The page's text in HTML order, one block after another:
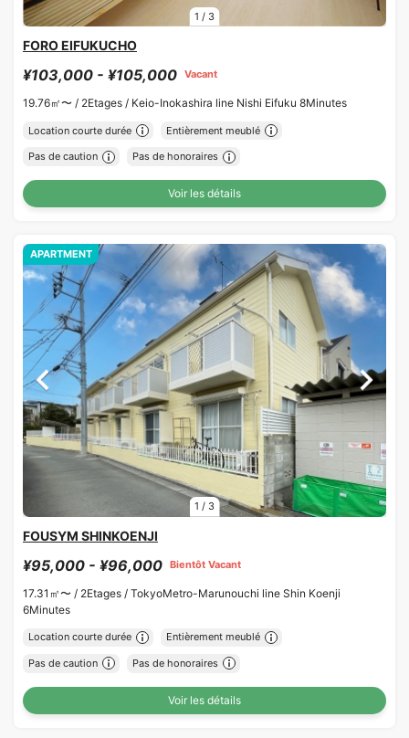
1 / 3
FORO EIFUKUCHO
¥103,000 - ¥105,000 Vacant
19.76㎡〜 / 2Etages / Keio-Inokashira line Nishi Eifuku 8Minutes
Location courte durée Entièrement meublé
Pas de caution Pas de honoraires
Voir les détails
1 / 3
APARTMENT
FOUSYM SHINKOENJI
¥95,000 - ¥96,000 Bientôt Vacant
17.31㎡〜 / 2Etages / TokyoMetro-Marunouchi line Shin Koenji
6Minutes
Location courte durée Entièrement meublé
Pas de caution Pas de honoraires
Voir les détails